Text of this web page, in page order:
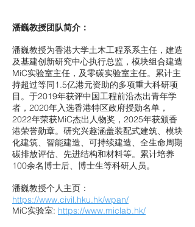
潘巍教授团队简介：
潘巍教授为香港大学土木工程系系主任，建造
及基建创新研究中心执行总监，模块组合建造
MiC实验室主任，及零碳实验室主任。累计主
持超过等同1.5亿港元资助的多项重大科研项
目。于2019年获评中国工程前沿杰出青年学
者，2020年入选香港特区政府授勋名单，
2022年荣获MiC杰出人物奖，2025年获颁香
港荣誉勋章。研究兴趣涵盖装配式建筑、模块
化建筑、智能建造、可持续建造、全生命周期
碳排放评估、先进结构和材料等。累计培养
100余名博士后、博士生等科研人员。
潘巍教授个人主页：
https://www.civil.hku.hk/wpan/
MiC实验室: https://www.miclab.hk/